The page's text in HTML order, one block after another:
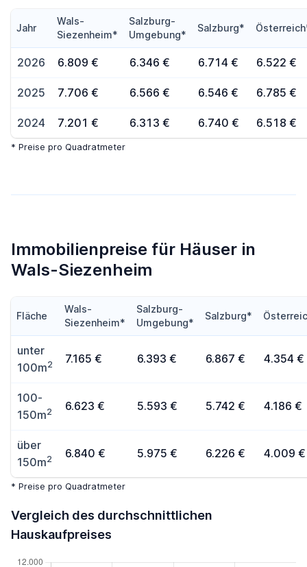
Jahr
Wals-
Siezenheim*
Salzburg-
Umgebung*
Salzburg*
2026 6.809 € 6.346 € 6.714 € 6.522 €
2025 7.706 € 6.566 € 6.546 € 6.785 €
2024 7.201 € 6.313 € 6.740 € 6.518 €
* Preise pro Quadratmeter
Immobilienpreise für Häuser in
Wals-Siezenheim
Fläche
Wals-
Siezenheim*
Salzburg-
Umgebung*
Salzburg*
unter
100m2 7.165 € 6.393 € 6.867 € 4.354 €
100-
150m2 6.623 € 5.593 € 5.742 € 4.186 €
über
150m2 6.840 € 5.975 € 6.226 € 4.009 €
* Preise pro Quadratmeter
Vergleich des durchschnittlichen
Hauskaufpreises